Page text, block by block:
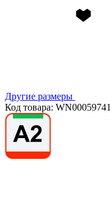
Другие размеры
Код товара: WN00059741